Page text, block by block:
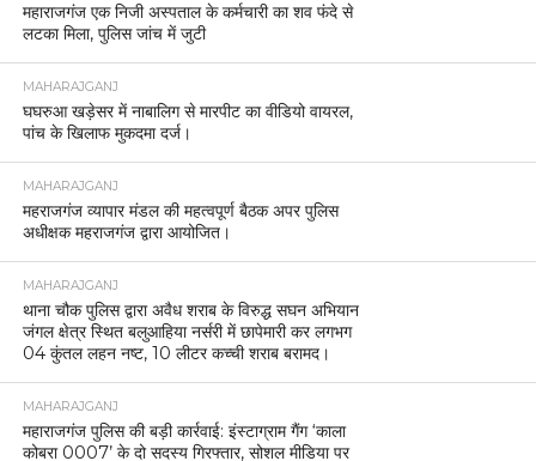
महाराजगंज एक निजी अस्पताल के कर्मचारी का शव फंदे से
लटका मिला, पुलिस जांच में जुटी
MAHARAJGANJ
घघरुआ खड़ेसर में नाबालिग से मारपीट का वीडियो वायरल,
पांच के खिलाफ मुकदमा दर्ज।
MAHARAJGANJ
महराजगंज व्यापार मंडल की महत्वपूर्ण बैठक अपर पुलिस
अधीक्षक महराजगंज द्वारा आयोजित।
MAHARAJGANJ
थाना चौक पुलिस द्वारा अवैध शराब के विरुद्ध सघन अभियान
जंगल क्षेत्र स्थित बलुआहिया नर्सरी में छापेमारी कर लगभग
04 कुंतल लहन नष्ट, 10 लीटर कच्ची शराब बरामद।
MAHARAJGANJ
महाराजगंज पुलिस की बड़ी कार्रवाई: इंस्टाग्राम गैंग ‘काला
कोबरा 0007’ के दो सदस्य गिरफ्तार, सोशल मीडिया पर